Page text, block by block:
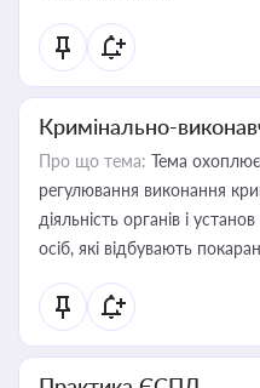
Кримінально-
Про що тема: Тема охоплює
регулювання виконання
діяльність органів і
осіб, які відбувають